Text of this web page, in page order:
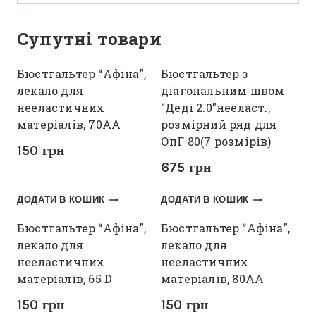
Супутні товари
Бюстгальтер “Афіна”,
лекало для
нееластичних
матеріалів, 70АА
150 грн
ДОДАТИ В КОШИК
Бюстгальтер з
діагональним швом
“Деді 2.0″нееласт.,
розмірний ряд для
ОпГ 80(7 розмірів)
675 грн
ДОДАТИ В КОШИК
Бюстгальтер “Афіна”,
лекало для
нееластичних
матеріалів, 65 D
150 грн
Бюстгальтер “Афіна”,
лекало для
нееластичних
матеріалів, 80АА
150 грн